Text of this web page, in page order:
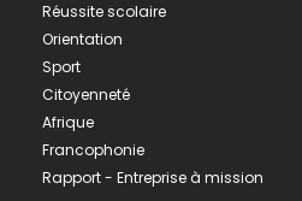
Réussite scolaire
Orientation
Sport
Citoyenneté
Afrique
Francophonie
Rapport - Entreprise à mission